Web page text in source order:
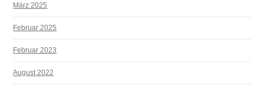
März 2025
Februar 2025
Februar 2023
August 2022